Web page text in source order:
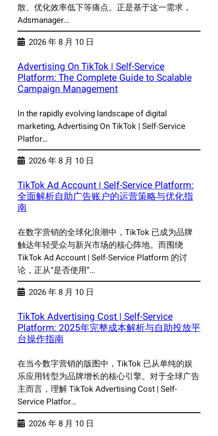
散、优化效率低下等痛点。正是基于这一需求，
Adsmanager…
2026 年 8 月 10 日
Advertising On TikTok | Self-Service
Platform: The Complete Guide to Scalable
Campaign Management
In the rapidly evolving landscape of digital
marketing, Advertising On TikTok | Self-Service
Platfor…
2026 年 8 月 10 日
TikTok Ad Account | Self-Service Platform:
全面解析自助广告账户的运营策略与优化指
南
在数字营销的全球化浪潮中，TikTok 已成为品牌
触达年轻受众与新兴市场的核心阵地。而围绕
TikTok Ad Account | Self-Service Platform 的讨
论，正从“是否使用”…
2026 年 8 月 10 日
TikTok Advertising Cost | Self-Service
Platform: 2025年完整成本解析与自助投放平
台操作指南
在当今数字营销的版图中，TikTok 已从单纯的娱
乐应用转型为品牌增长的核心引擎。对于全球广告
主而言，理解 TikTok Advertising Cost | Self-
Service Platfor…
2026 年 8 月 10 日